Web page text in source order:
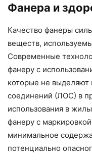
Фанера и
Качество фанеры
веществ,
Современные
фанеру с
которые не выделяют
соединений (ЛОС) в
использования в
фанеру с
минимальное
потенциально